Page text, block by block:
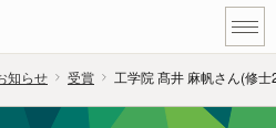
知らせ 受賞 工学院 髙井 麻帆さん(修